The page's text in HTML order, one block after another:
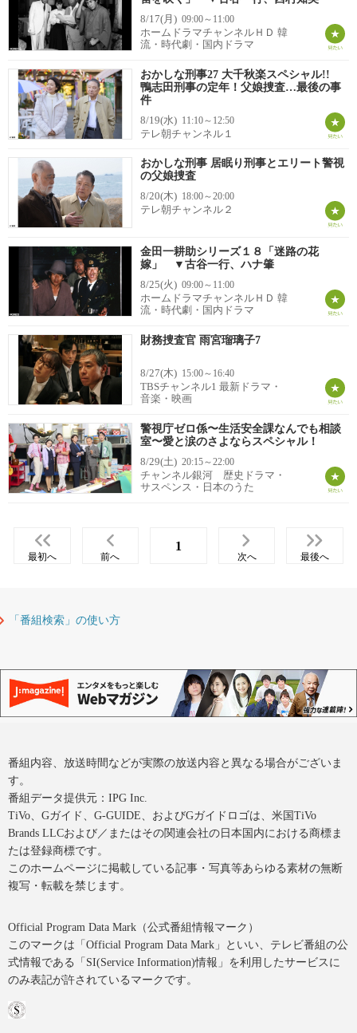
8/17(月) 09:00～11:00
ホームドラマチャンネルＨＤ 韓
流・時代劇・国内ドラマ
おかしな刑事27 大千秋楽スペシャル!!
鴨志田刑事の定年！父娘捜査…最後の事
件
8/19(水) 11:10～12:50
テレ朝チャンネル１
おかしな刑事 居眠り刑事とエリート警視
の父娘捜査
8/20(木) 18:00～20:00
テレ朝チャンネル２
金田一耕助シリーズ１８「迷路の花
嫁」 ▼古谷一行、ハナ肇
8/25(火) 09:00～11:00
ホームドラマチャンネルＨＤ 韓
流・時代劇・国内ドラマ
財務捜査官 雨宮瑠璃子7
8/27(木) 15:00～16:40
TBSチャンネル1 最新ドラマ・
音楽・映画
警視庁ゼロ係〜生活安全課なんでも相談
室〜愛と涙のさよならスペシャル！
8/29(土) 20:15～22:00
チャンネル銀河 歴史ドラマ・
サスペンス・日本のうた
最初へ 前へ
1
次へ 最後へ
「番組検索」の使い方
番組内容、放送時間などが実際の放送内容と異なる場合がございま
す。
番組データ提供元：IPG Inc.
TiVo、Gガイド、G-GUIDE、およびGガイドロゴは、米国TiVo
Brands LLCおよび／またはその関連会社の日本国内における商標ま
たは登録商標です。
このホームページに掲載している記事・写真等あらゆる素材の無断
複写・転載を禁じます。
Official Program Data Mark（公式番組情報マーク）
このマークは「Official Program Data Mark」といい、テレビ番組の公
式情報である「SI(Service Information)情報」を利用したサービスに
のみ表記が許されているマークです。